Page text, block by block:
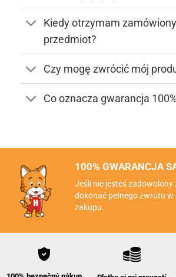
Kiedy otrzymam zamówiony
przedmiot?
Czy mogę zwrócić mój
Co oznacza gwarancja
100% GWARANCJA
Jeśli nie jesteś
dokonać pełnego zwrotu
zakupu.